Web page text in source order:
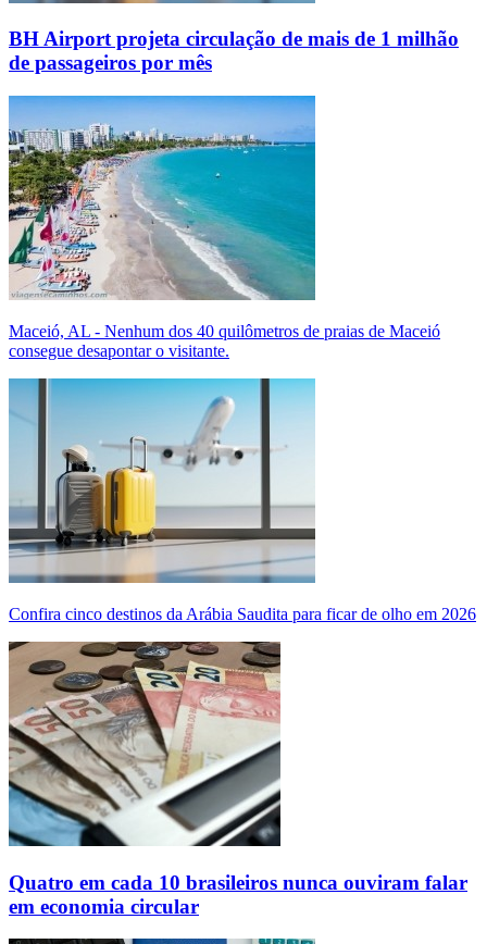
BH Airport projeta circulação de mais de 1 milhão
de passageiros por mês
Maceió, AL - Nenhum dos 40 quilômetros de praias de Maceió
consegue desapontar o visitante.
Confira cinco destinos da Arábia Saudita para ficar de olho em 2026
Quatro em cada 10 brasileiros nunca ouviram falar
em economia circular